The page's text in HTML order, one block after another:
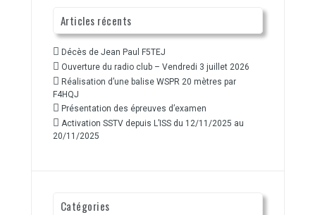
Articles récents
Décès de Jean Paul F5TEJ
Ouverture du radio club – Vendredi 3 juillet 2026
Réalisation d’une balise WSPR 20 mètres par
F4HQJ
Présentation des épreuves d’examen
Activation SSTV depuis L’ISS du 12/11/2025 au
20/11/2025
Catégories